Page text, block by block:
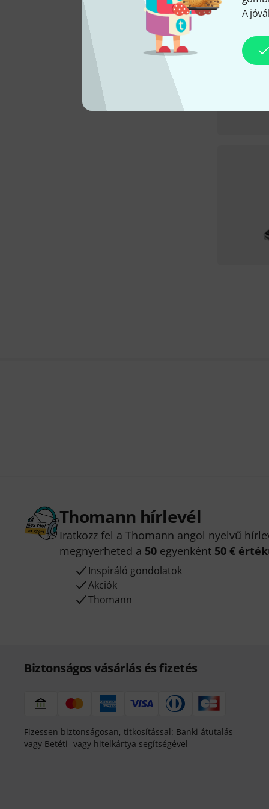
A
Thomann hírlevél
Iratkozz fel a Thomann angol nyelvű
megnyerheted a 50 egyenként 50 €
Inspiráló gondolatok
Akciók
Thomann
Biztonságos vásárlás és fizetés
Fizessen biztonságosan, titkosítással: Banki átutalás
vagy Betéti- vagy hitelkártya segítségével